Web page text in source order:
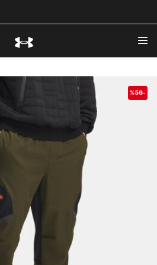
خصم إضافي 20%*. باستخدام الكود EXTRA20
-%56